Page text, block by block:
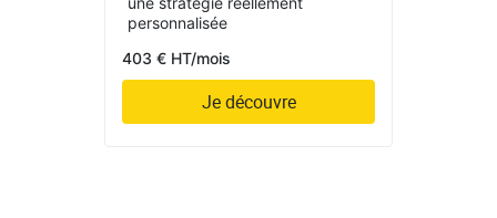
personnalisée
403 € HT/mois
Je découvre